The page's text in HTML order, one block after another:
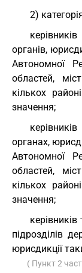
2)
органів,
Автономної
областей,
кількох
значення;
органах,
Автономної
областей,
кількох
значення;
підрозділів
юрисдикції
( Пункт 2